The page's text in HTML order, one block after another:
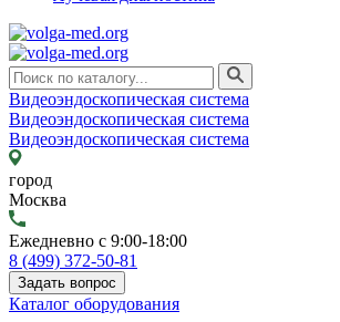
Видеоэндоскопическая система
Видеоэндоскопическая система
Видеоэндоскопическая система
город
Москва
Ежедневно с 9:00-18:00
8 (499) 372-50-81
Задать вопрос
Каталог оборудования